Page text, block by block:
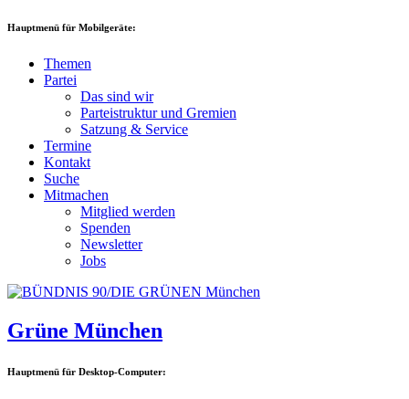
Hauptmenü für Mobilgeräte:
Themen
Partei
Das sind wir
Parteistruktur und Gremien
Satzung & Service
Termine
Kontakt
Suche
Mitmachen
Mitglied werden
Spenden
Newsletter
Jobs
Grüne München
Hauptmenü für Desktop-Computer: